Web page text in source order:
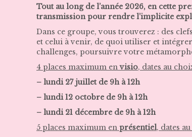
Tout au long de l’année 2026, en cette
transmission pour rendre l’implicite
Dans ce groupe, vous trouverez : des
et celui à venir, de quoi utiliser et
challenges, poursuivre votre
4 places maximum envisio, dates au
– lundi 27 juillet de 9h à 12h
– lundi 12 octobre de 9h à 12h
– lundi 21 décembre de 9h à 12h
5 places maximum en présentiel, dates